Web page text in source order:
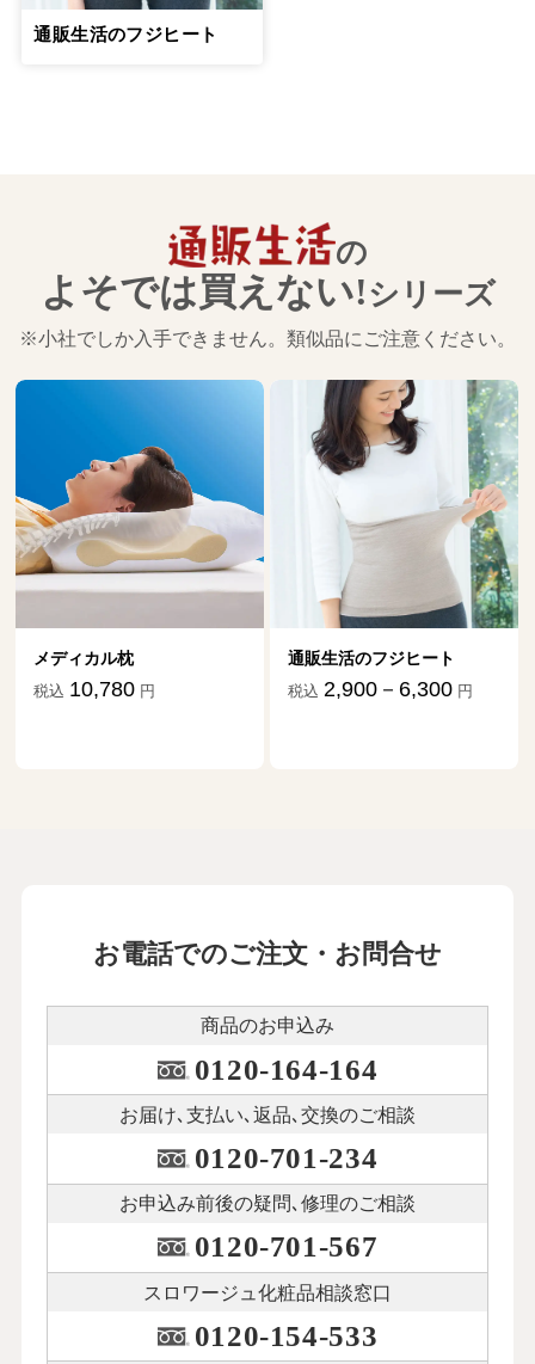
通販生活のフジヒート
の
よそでは買えない!シリーズ
※小社でしか入手できません。類似品にご注意ください。
メディカル枕
税込 10,780 円
通販生活のフジヒート
税込 2,900－6,300 円
お電話でのご注文・お問合せ
商品のお申込み
0120-164-164
お届け､支払い､ 返品､交換のご相談
0120-701-234
お申込み前後の疑問､修理のご相談
0120-701-567
スロワージュ化粧品相談窓口
0120-154-533